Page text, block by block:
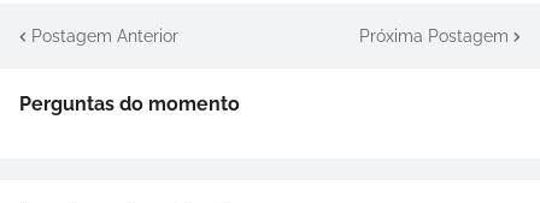
Postagem Anterior Próxima Postagem
Perguntas do momento